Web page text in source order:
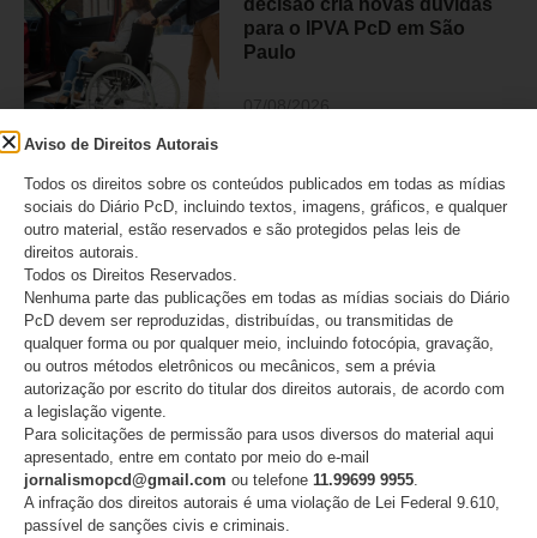
decisão cria novas dúvidas
para o IPVA PcD em São
Paulo
07/08/2026
Lei Maria da Penha completa
20 anos e reforça alerta
07/08/2026
CATEGORIAS
Acessibilidade
Aviso de Direitos Autorais
Todos os direitos sobre os conteúdos publicados em todas as mídias
sociais do Diário PcD, incluindo textos, imagens, gráficos, e qualquer
outro material, estão reservados e são protegidos pelas leis de
direitos autorais.
Todos os Direitos Reservados.
Nenhuma parte das publicações em todas as mídias sociais do Diário
PcD devem ser reproduzidas, distribuídas, ou transmitidas de
qualquer forma ou por qualquer meio, incluindo fotocópia, gravação,
ou outros métodos eletrônicos ou mecânicos, sem a prévia
autorização por escrito do titular dos direitos autorais, de acordo com
a legislação vigente.
Para solicitações de permissão para usos diversos do material aqui
apresentado, entre em contato por meio do e-mail
jornalismopcd@gmail.com ou telefone 11.99699 9955.
A infração dos direitos autorais é uma violação de Lei Federal 9.610,
passível de sanções civis e criminais.